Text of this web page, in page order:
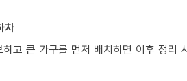
차
고 큰 가구를 먼저 배치하면 이후 정리